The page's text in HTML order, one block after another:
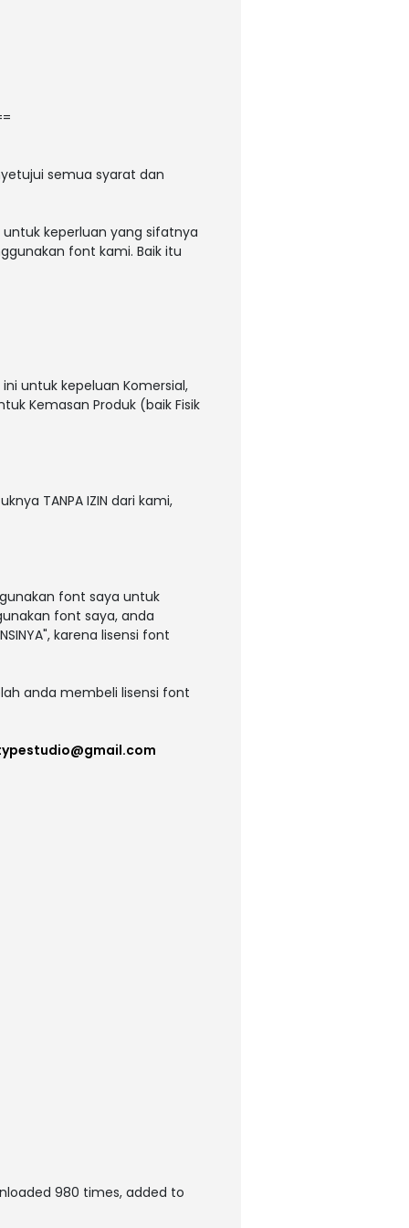
semua syarat dan
keperluan yang sifatnya
font kami. Baik itu
untuk kepeluan Komersial,
Kemasan Produk (baik Fisik
TANPA IZIN dari kami,
font saya untuk
font saya, anda
karena lisensi font
anda membeli lisensi font
980 times, added to